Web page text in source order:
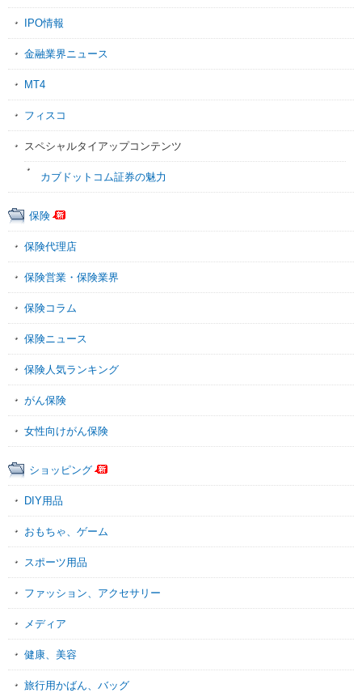
IPO情報
金融業界ニュース
MT4
フィスコ
スペシャルタイアップコンテンツ
カブドットコム証券の魅力
保険
保険代理店
保険営業・保険業界
保険コラム
保険ニュース
保険人気ランキング
がん保険
女性向けがん保険
ショッピング
DIY用品
おもちゃ、ゲーム
スポーツ用品
ファッション、アクセサリー
メディア
健康、美容
旅行用かばん、バッグ